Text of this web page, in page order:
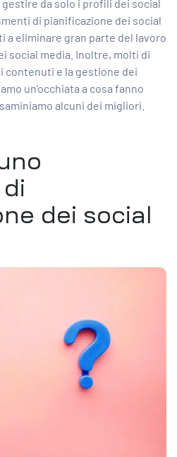
da solo i profili dei social
di pianificazione dei social
a eliminare gran parte del lavoro
social media. Inoltre, molti di
contenuti e la gestione dei
un’occhiata a cosa fanno
alcuni dei migliori.
dei social